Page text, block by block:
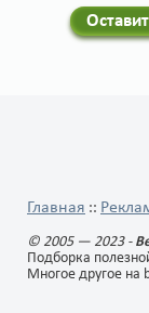
Главная ::
© 2005 — 2023 -
Подборка
Многое другое на